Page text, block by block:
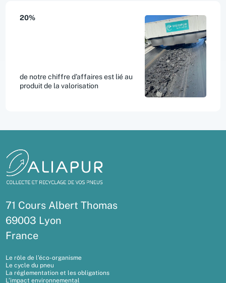
20%
de notre chiffre d’affaires est lié au
produit de la valorisation
71 Cours Albert Thomas
69003 Lyon
France
Le rôle de l’éco-organisme
Le cycle du pneu
La réglementation et les obligations
L’impact environnemental